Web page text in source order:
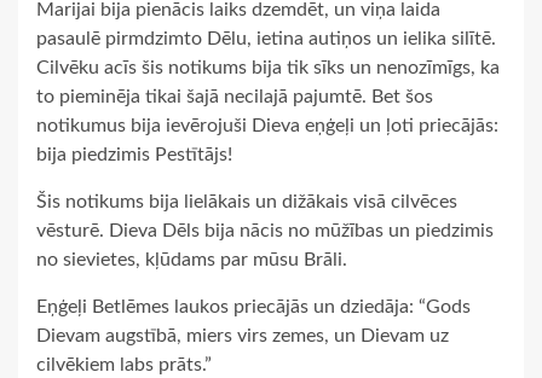
Marijai bija pienācis laiks dzemdēt, un viņa laida
pasaulē pirmdzimto Dēlu, ietina autiņos un ielika silītē.
Cilvēku acīs šis notikums bija tik sīks un nenozīmīgs, ka
to pieminēja tikai šajā necilajā pajumtē. Bet šos
notikumus bija ievērojuši Dieva eņģeļi un ļoti priecājās:
bija piedzimis Pestītājs!
Šis notikums bija lielākais un dižākais visā cilvēces
vēsturē. Dieva Dēls bija nācis no mūžības un piedzimis
no sievietes, kļūdams par mūsu Brāli.
Eņģeļi Betlēmes laukos priecājās un dziedāja: “Gods
Dievam augstībā, miers virs zemes, un Dievam uz
cilvēkiem labs prāts.”